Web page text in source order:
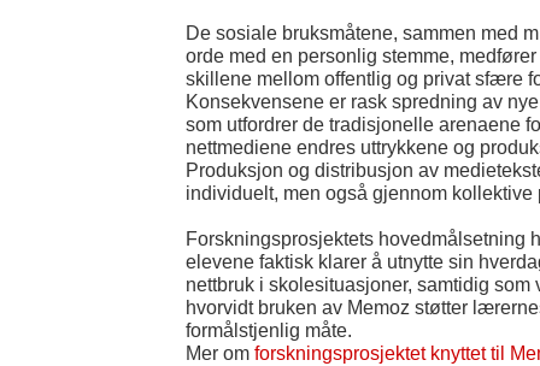
De sosiale bruksmåtene, sammen med
orde med en personlig stemme,
skillene mellom offentlig og privat sfære
Konsekvensene er rask spredning av
som utfordrer de tradisjonelle arenaene
nettmediene endres uttrykkene og
Produksjon og distribusjon av
individuelt, men også gjennom kollektive
Forskningsprosjektets hovedmålsetning
elevene faktisk klarer å utnytte sin
nettbruk i skolesituasjoner, samtidig som
hvorvidt bruken av Memoz støtter
formålstjenlig måte.
Mer om forskningsprosjektet knyttet til